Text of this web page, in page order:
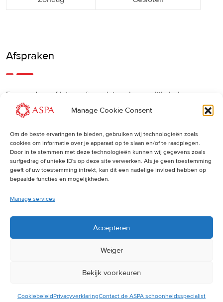
Manage Cookie Consent
Om de beste ervaringen te bieden, gebruiken wij technologieën zoals
cookies om informatie over je apparaat op te slaan en/of te raadplegen.
Door in te stemmen met deze technologieën kunnen wij gegevens zoals
surfgedrag of unieke ID's op deze site verwerken. Als je geen toestemming
geeft of uw toestemming intrekt, kan dit een nadelige invloed hebben op
bepaalde functies en mogelijkheden.
Manage services
Accepteren
Weiger
Bekijk voorkeuren
CookiebeleidPrivacyverklaringContact de ASPA schoonheidsspecialist
Afspraken
Een eerdere of latere afspraak is ook mogelijk, bel ons
gerust.
Cancellations:
Indien u een afspraak wilt wijzigen of annuleren, vragen wij
u dit 24 uur van tevoren door te geven. Anders worden de
© 2025 ASPA Direct